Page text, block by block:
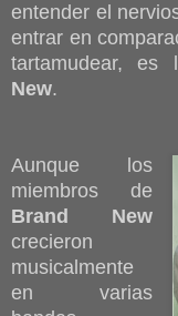
entender el
entrar en
tartamudear, es
New.
Aunque los
miembros de
Brand New
crecieron
musicalmente
en varias